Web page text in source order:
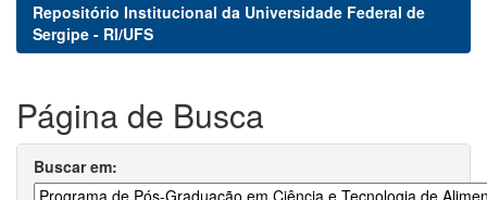
Repositório Institucional da Universidade Federal de
Sergipe - RI/UFS
Página de Busca
Buscar em: